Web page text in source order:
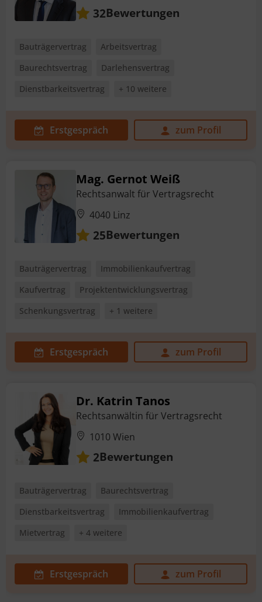
32Bewertungen
Bauträgervertrag
Arbeitsvertrag
Baurechtsvertrag
Darlehensvertrag
Dienstbarkeitsvertrag
+ 10 weitere
Erstgespräch zum Profil
Mag. Gernot Weiß
Rechtsanwalt für Vertragsrecht
4040 Linz
25Bewertungen
Bauträgervertrag
Immobilienkaufvertrag
Kaufvertrag
Projektentwicklungsvertrag
Schenkungsvertrag
+ 1 weitere
Erstgespräch zum Profil
Dr. Katrin Tanos
Rechtsanwältin für Vertragsrecht
1010 Wien
2Bewertungen
Bauträgervertrag
Baurechtsvertrag
Dienstbarkeitsvertrag
Immobilienkaufvertrag
Mietvertrag
+ 4 weitere
Erstgespräch zum Profil